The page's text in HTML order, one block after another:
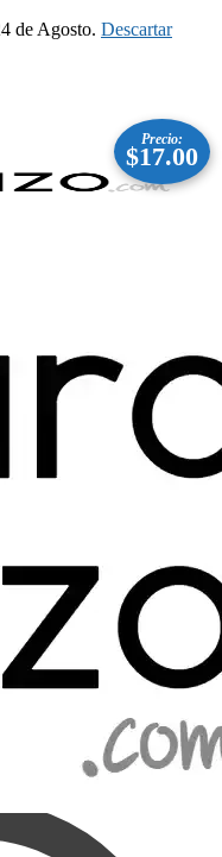
de Agosto. Descartar
Precio:
$17.00